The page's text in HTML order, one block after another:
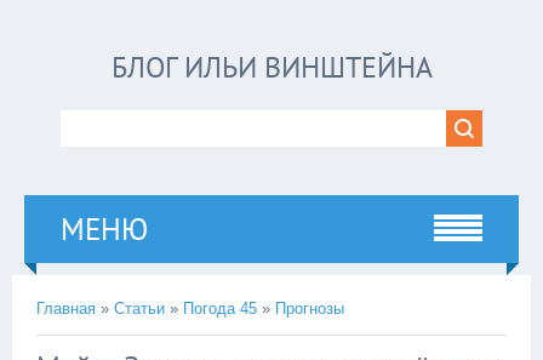
БЛОГ ИЛЬИ ВИНШТЕЙНА
МЕНЮ
Главная » Статьи » Погода 45 » Прогнозы